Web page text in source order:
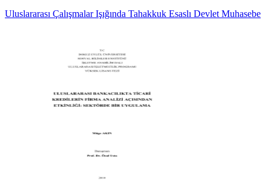
Uluslararası Çalışmalar Işığında Tahakkuk Esaslı Devlet Muhasebe